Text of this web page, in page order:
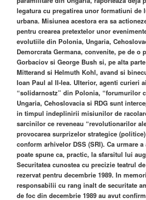
legatura cu pregatirea unor formatiuni de
urbana. Misiunea acestora era sa
pentru crearea pretextelor unor
evolutiile din Polonia, Ungaria,
Demorcrata Germana, convenite, pe de o
Gorbaciov si George Bush si, pe alta
Mitterand si Helmuth Kohl, avand si
Ioan Paul al II-lea. Ulterior, agenti curieri
“solidarnostz” din Polonia, “forumurilor
Ungaria, Cehoslovacia si RDG sunt
in timpul indeplinirii misiunilor de
sarcinilor ce reveneau “revolutionarilor
provocarea surprizelor strategice
conform arhivelor DSS (SRI). Ca urmare
poate spune ca, practic, la sfarsitul lui
Securitatea cunostea cu precizie teatrul
rezervat pentru decembrie 1989. In
responsabilii cu rang inalt de securitate
de foc din decembrie 1989 au avut